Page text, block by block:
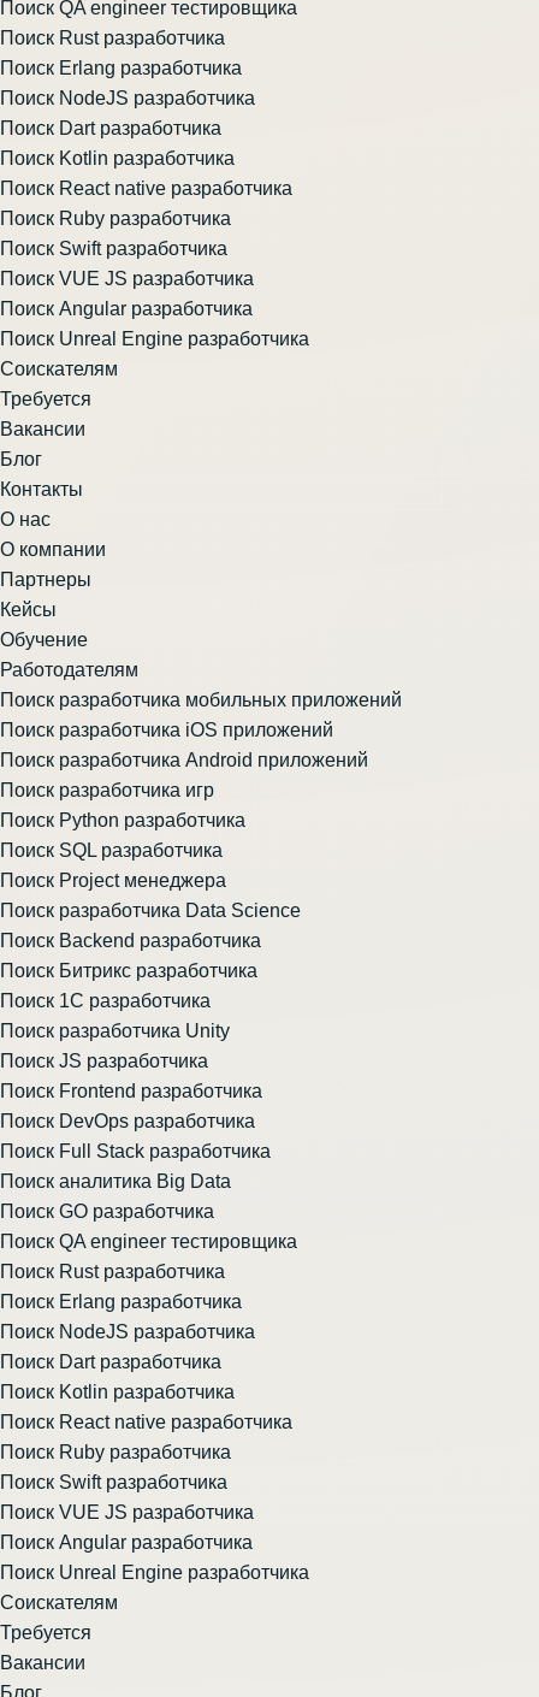
Поиск QA engineer тестировщика
Поиск Rust разработчика
Поиск Erlang разработчика
Поиск NodeJS разработчика
Поиск Dart разработчика
Поиск Kotlin разработчика
Поиск React native разработчика
Поиск Ruby разработчика
Поиск Swift разработчика
Поиск VUE JS разработчика
Поиск Angular разработчика
Поиск Unreal Engine разработчика
Соискателям
Требуется
Вакансии
Блог
Контакты
О нас
О компании
Партнеры
Кейсы
Обучение
Работодателям
Поиск разработчика мобильных приложений
Поиск разработчика iOS приложений
Поиск разработчика Android приложений
Поиск разработчика игр
Поиск Python разработчика
Поиск SQL разработчика
Поиск Project менеджера
Поиск разработчика Data Science
Поиск Backend разработчика
Поиск Битрикс разработчика
Поиск 1С разработчика
Поиск разработчика Unity
Поиск JS разработчика
Поиск Frontend разработчика
Поиск DevOps разработчика
Поиск Full Stack разработчика
Поиск аналитика Big Data
Поиск GO разработчика
Поиск QA engineer тестировщика
Поиск Rust разработчика
Поиск Erlang разработчика
Поиск NodeJS разработчика
Поиск Dart разработчика
Поиск Kotlin разработчика
Поиск React native разработчика
Поиск Ruby разработчика
Поиск Swift разработчика
Поиск VUE JS разработчика
Поиск Angular разработчика
Поиск Unreal Engine разработчика
Соискателям
Требуется
Вакансии
Блог